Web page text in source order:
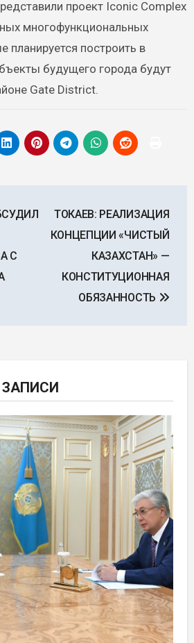
проект Iconic Complex
многофункциональных
планируется построить в
будущего города будут
Gate District.
С
ТОКАЕВ: РЕАЛИЗАЦИЯ
КОНЦЕПЦИИ «ЧИСТЫЙ
КАЗАХСТАН» —
КОНСТИТУЦИОННАЯ
ОБЯЗАННОСТЬ